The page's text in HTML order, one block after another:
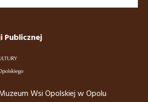
Publicznej
Wsi Opolskiej w Opolu